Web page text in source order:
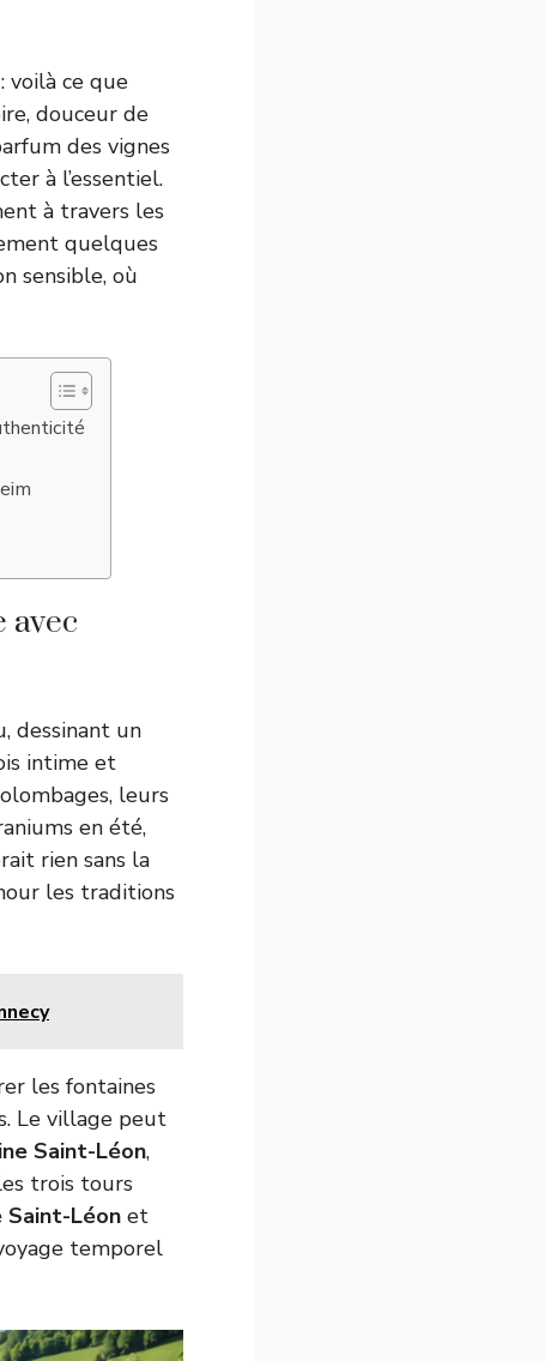
voilà ce que
douceur de
des vignes
à l’essentiel.
à travers les
quelques
sensible, où
avec
dessinant un
intime et
leurs
en été,
rien sans la
les traditions
les fontaines
Le village peut
Saint-Léon,
trois tours
Saint-Léon et
temporel